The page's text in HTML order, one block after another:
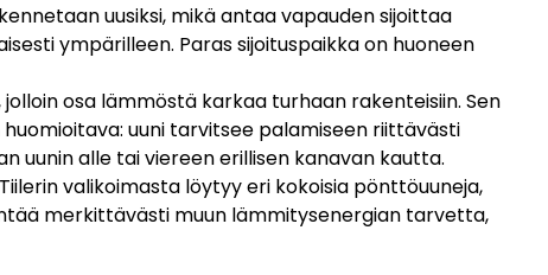
uusiksi, mikä antaa vapauden sijoittaa
ympärilleen. Paras sijoituspaikka on huoneen
osa lämmöstä karkaa turhaan rakenteisiin. Sen
uuni tarvitsee palamiseen riittävästi
uunin alle tai viereen erillisen kanavan kautta.
valikoimasta löytyy eri kokoisia pönttöuuneja,
merkittävästi muun lämmitysenergian tarvetta,